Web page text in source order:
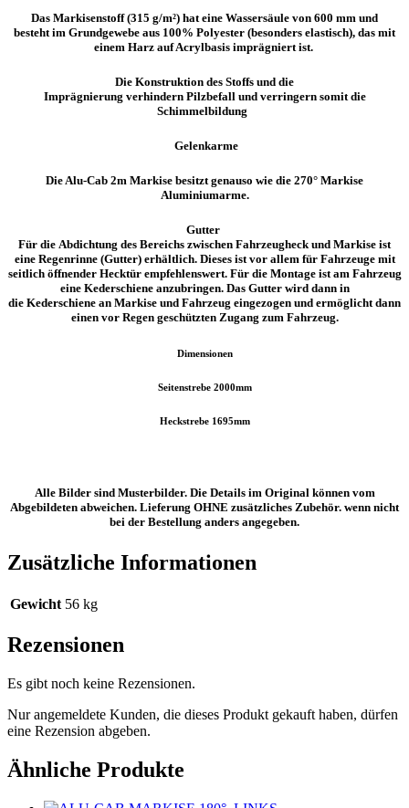
Das Markisenstoff (315 g/m²) hat eine Wassersäule von 600 mm und
besteht im Grundgewebe aus 100% Polyester (besonders elastisch), das mit
einem Harz auf Acrylbasis imprägniertist.
Die Konstruktion des Stoffs und die
Imprägnierung verhindernPilzbefall und verringern somit die
Schimmelbildung
Gelenkarme
Die Alu-Cab 2m Markise besitzt genauso wie die 270° Markise
Aluminiumarme.
Gutter
Für die Abdichtung des Bereichs zwischen Fahrzeugheck und Markise ist
eine Regenrinne (Gutter) erhältlich. Dieses ist vor allem für Fahrzeuge mit
seitlich öffnender Hecktür empfehlenswert. Für die Montage ist am Fahrzeug
eine Kederschieneanzubringen. Das Gutterwird dann in
die Kederschiene an Markise und Fahrzeug eingezogen und ermöglicht dann
einen vor Regen geschützten Zugang zum Fahrzeug.
Dimensionen
Seitenstrebe 2000mm
Heckstrebe 1695mm
Alle Bilder sind Musterbilder. Die Details im Original können vom
Abgebildeten abweichen. Lieferung OHNE zusätzliches Zubehör. wenn nicht
bei der Bestellung anders angegeben.
Zusätzliche Informationen
Gewicht 56 kg
Rezensionen
Es gibt noch keine Rezensionen.
Nur angemeldete Kunden, die dieses Produkt gekauft haben, dürfen
eine Rezension abgeben.
Ähnliche Produkte